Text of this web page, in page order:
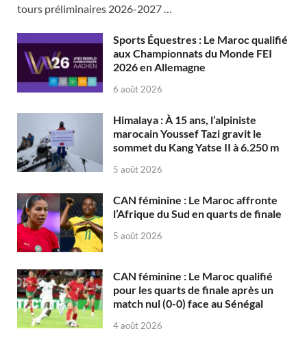
tours préliminaires 2026-2027 …
Sports Équestres : Le Maroc qualifié
aux Championnats du Monde FEI
2026 en Allemagne
6 août 2026
Himalaya : À 15 ans, l’alpiniste
marocain Youssef Tazi gravit le
sommet du Kang Yatse II à 6.250 m
5 août 2026
CAN féminine : Le Maroc affronte
l’Afrique du Sud en quarts de finale
5 août 2026
CAN féminine : Le Maroc qualifié
pour les quarts de finale après un
match nul (0-0) face au Sénégal
4 août 2026